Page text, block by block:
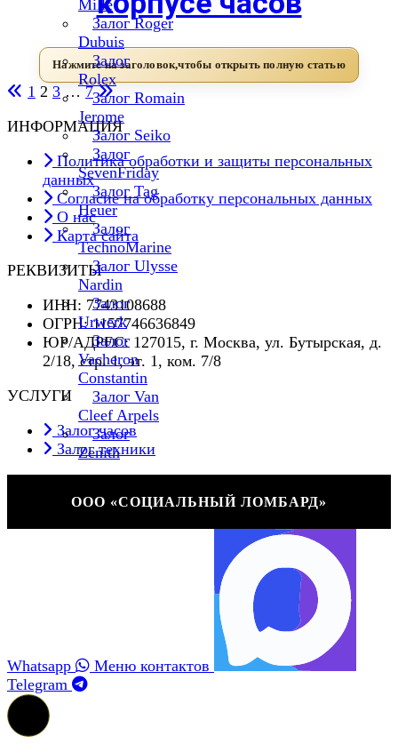
Mille
Залог Roger
Dubuis
Залог
Rolex
Залог Romain
Jerome
Залог Seiko
Залог
SevenFriday
Залог Tag
Heuer
Залог
TechnoMarine
Залог Ulysse
Nardin
Залог
Urwerk
Залог
Vacheron
Constantin
Залог Van
Cleef Arpels
Залог
Zenith
Пагинация
записей
1 2 3 … 7
ИНФОРМАЦИЯ
Политика обработки и защиты персональных
данных
Согласие на обработку персональных данных
О нас
Карта сайта
РЕКВИЗИТЫ
ИНН: 7743108688
ОГРН: 1157746636849
ЮР/АДРЕС: 127015, г. Москва, ул. Бутырская, д.
2/18, стр. 1, эт. 1, ком. 7/8
УСЛУГИ
Залог часов
Залог техники
ООО «СОЦИАЛЬНЫЙ ЛОМБАРД»
Whatsapp
Меню контактов
Telegram